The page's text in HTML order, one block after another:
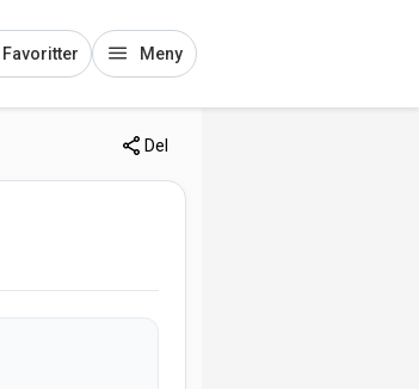
Favoritter Meny
Del